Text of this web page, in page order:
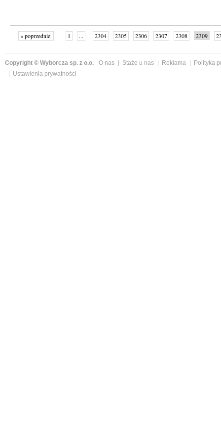
« poprzednie 1 ... 2304 2305 2306 2307 2308 2309
Copyright © Wyborcza sp. z o.o. O nas Staże u nas Reklama
Polityka
Ustawienia prywatności